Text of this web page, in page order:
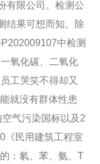
有限公司。检测公
结果可想而知。除
中检测
氧化碳、二氧化
工哭笑不得却又
就没有群体性患
气污染国标以及2
《民用建筑工程室
：氡、苯、氨、T